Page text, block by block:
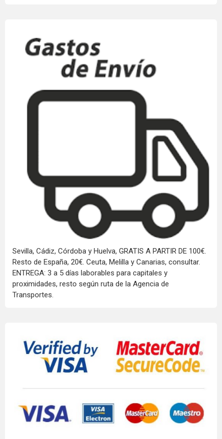
Sevilla, Cádiz, Córdoba y Huelva, GRATIS A PARTIR DE 100€.
Resto de España, 20€. Ceuta, Melilla y Canarias, consultar.
ENTREGA: 3 a 5 días laborables para capitales y
proximidades, resto según ruta de la Agencia de
Transportes.